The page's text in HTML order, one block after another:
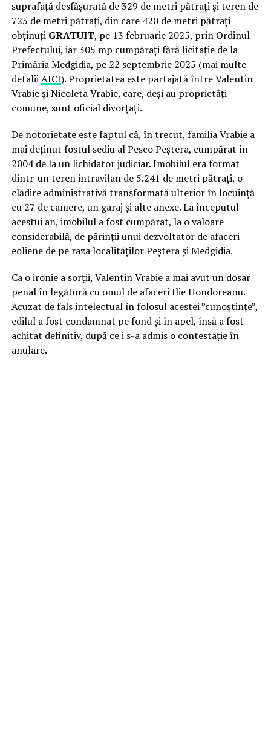
suprafață desfășurată de 329 de metri pătrați și teren de
725 de metri pătrați, din care 420 de metri pătrați
obținuți GRATUIT, pe 13 februarie 2025, prin Ordinul
Prefectului, iar 305 mp cumpărați fără licitație de la
Primăria Medgidia, pe 22 septembrie 2025 (mai multe
detaliiAICI). Proprietatea este partajată între Valentin
Vrabie și Nicoleta Vrabie, care, deși au proprietăți
comune, sunt oficial divorțați.
De notorietate este faptul că, în trecut, familia Vrabie a
mai deținut fostul sediu al Pesco Peștera, cumpărat în
2004 de la un lichidator judiciar. Imobilul era format
dintr-un teren intravilan de 5.241 de metri pătrați, o
clădire administrativă transformată ulterior în locuință
cu 27 de camere, un garaj și alte anexe. La începutul
acestui an, imobilul a fost cumpărat, la o valoare
considerabilă, de părinții unui dezvoltator de afaceri
eoliene de pe raza localităților Peștera și Medgidia.
Ca o ironie a sorții, Valentin Vrabie a mai avut un dosar
penal în legătură cu omul de afaceri Ilie Hondoreanu.
Acuzat de fals intelectual în folosul acestei ”cunoștințe”,
edilul a fost condamnat pe fond și în apel, însă a fost
achitat definitiv, după ce i s-a admis o contestație în
anulare.